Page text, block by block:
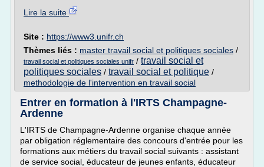
Lire la suite
Site : https://www3.unifr.ch
Thèmes liés : master travail social et politiques sociales /
travail social et politiques sociales unifr / travail social et
politiques sociales / travail social et politique /
methodologie de l'intervention en travail social
Entrer en formation à l'IRTS Champagne-
Ardenne
L'IRTS de Champagne-Ardenne organise chaque année
par obligation réglementaire des concours d'entrée pour les
formations aux métiers du travail social suivants : assistant
de service social, éducateur de jeunes enfants, éducateur